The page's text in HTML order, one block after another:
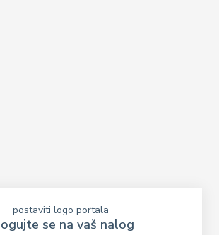
postaviti logo portala
se na vaš nalog